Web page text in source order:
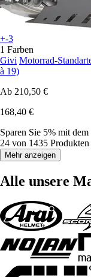
+-3
1 Farben
Givi Motorrad-
à 19)
Ab 210,50 €
168,40 €
Sparen Sie 5% mit dem
24 von 1435 Produkten
Mehr anzeigen
Alle unsere